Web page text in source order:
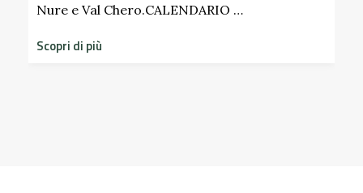
Nure e Val Chero.CALENDARIO …
Scopri di più